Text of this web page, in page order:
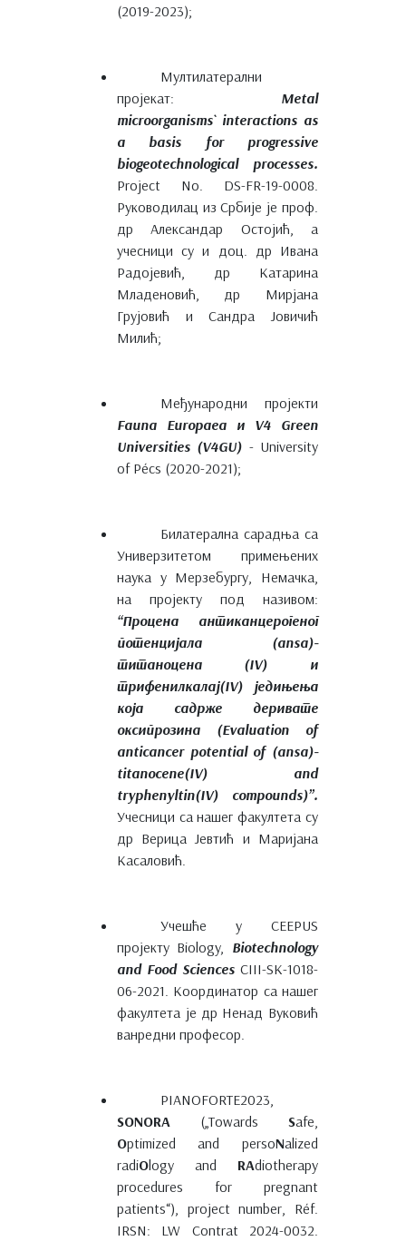
(2019-2023);
Мултилатерални
пројекат: Metal
microorganisms` interactions as
a basis for progressive
biogeotechnological processes.
Project No. DS-FR-19-0008.
Руководилац из Србије је проф.
др Александар Остојић, а
учесници су и доц. др Ивана
Радојевић, др Катарина
Младеновић, др Мирјана
Грујовић и Сандра Јовичић
Милић;
Међународни пројекти
Fauna Europaea и V4 Green
Universities (V4GU) - University
of Pécs (2020-2021);
Билатерална сарадња са
Универзитетом примењених
наука у Мерзебургу, Немачка,
на пројекту под називом:
“Процена антиканцерогеног
потенцијала (ansa)-
титаноцена (IV) и
трифенилкалај(IV) једињења
која садрже деривате
оксипрозина (Evaluation of
anticancer potential of (ansa)-
titanocene(IV) and
tryphenyltin(IV) compounds)”.
Учесници са нашег факултета су
др Верица Јевтић и Маријана
Касаловић.
Учешће у CEEPUS
пројекту Biology, Biotechnology
and Food SciencesCIII-SK-1018-
06-2021. Координатор са нашег
факултета је др Ненад Вуковић
ванредни професор.
PIANOFORTE2023,
SONORA („Towards Safe,
Optimized and persoNalized
radiOlogy and RAdiotherapy
procedures for pregnant
patients“), project number, Réf.
IRSN: LW Contrat 2024-0032.